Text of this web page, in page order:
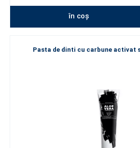
în coș
Pasta de dinti cu carbune activat